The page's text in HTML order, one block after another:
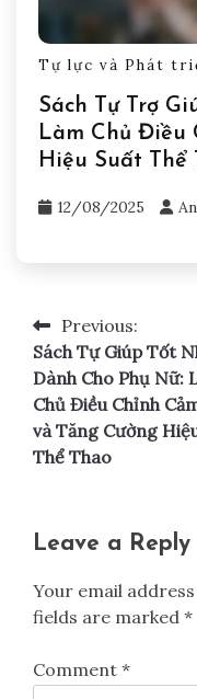
Tự lực và Phát
Sách Tự Trợ
Làm Chủ Điều
Hiệu Suất Thể
12/08/2025
Post
navigation
Previous:
Sách Tự Giúp Tốt
Dành Cho Phụ Nữ:
Chủ Điều Chỉnh
và Tăng Cường
Thể Thao
Leave a Reply
Your email
fields are marked *
Comment *